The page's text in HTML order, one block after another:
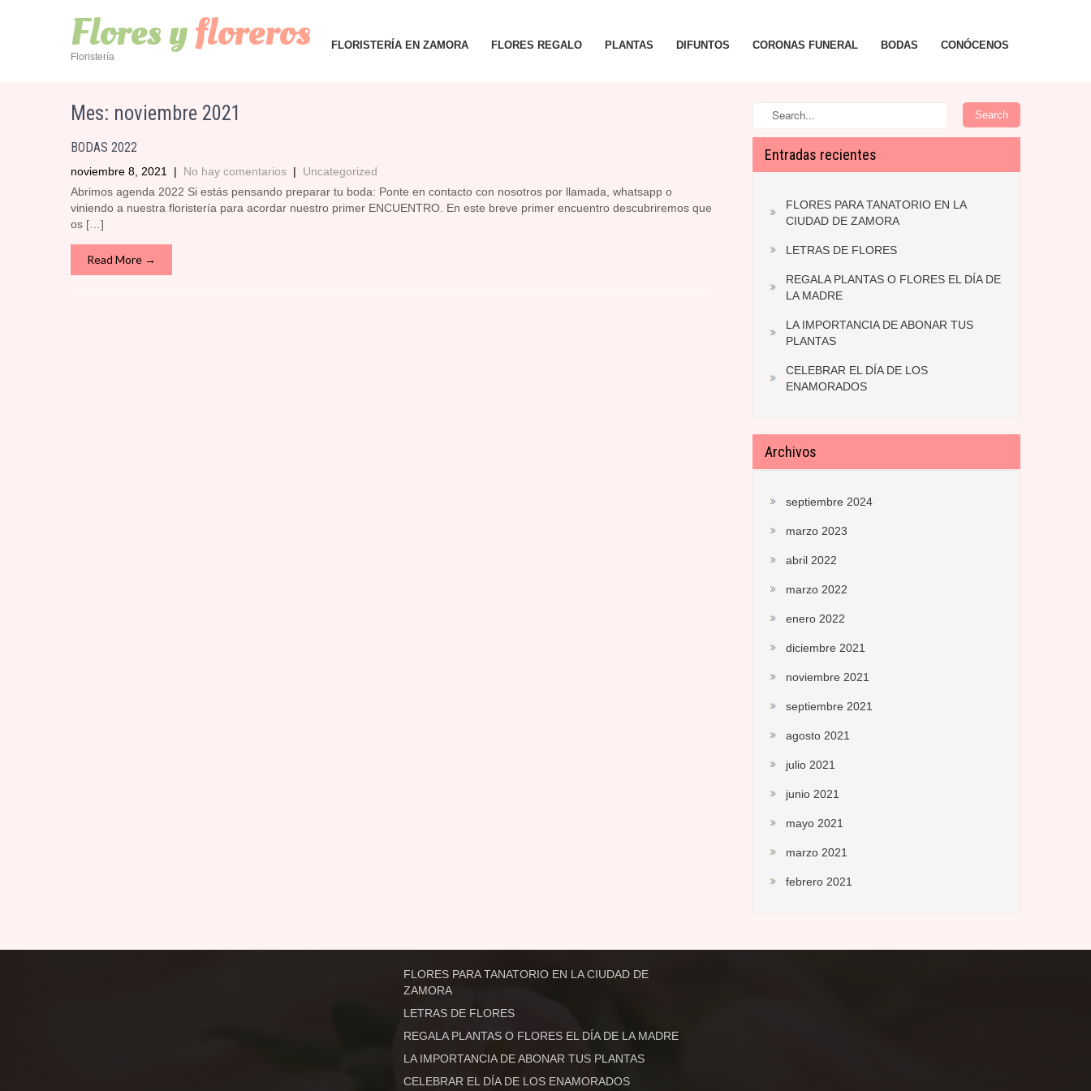
Flores yfloreros
Floristería
FLORISTERÍA EN ZAMORA FLORES REGALO PLANTAS DIFUNTOS CORONAS FUNERAL BODAS CONÓCENOS
Mes: noviembre 2021
BODAS 2022
noviembre 8, 2021 | No hay comentarios | Uncategorized
Abrimos agenda 2022 Si estás pensando preparar tu boda: Ponte en contacto con nosotros por llamada, whatsapp o
viniendo a nuestra floristería para acordar nuestro primer ENCUENTRO. En este breve primer encuentro descubriremos que
os […]
Read More →
Entradas recientes
FLORES PARA TANATORIO EN LA
CIUDAD DE ZAMORA
LETRAS DE FLORES
REGALA PLANTAS O FLORES EL DÍA DE
LA MADRE
LA IMPORTANCIA DE ABONAR TUS
PLANTAS
CELEBRAR EL DÍA DE LOS
ENAMORADOS
Archivos
septiembre 2024
marzo 2023
abril 2022
marzo 2022
enero 2022
diciembre 2021
noviembre 2021
septiembre 2021
agosto 2021
julio 2021
junio 2021
mayo 2021
marzo 2021
febrero 2021
FLORES PARA TANATORIO EN LA CIUDAD DE
ZAMORA
LETRAS DE FLORES
REGALA PLANTAS O FLORES EL DÍA DE LA MADRE
LA IMPORTANCIA DE ABONAR TUS PLANTAS
CELEBRAR EL DÍA DE LOS ENAMORADOS